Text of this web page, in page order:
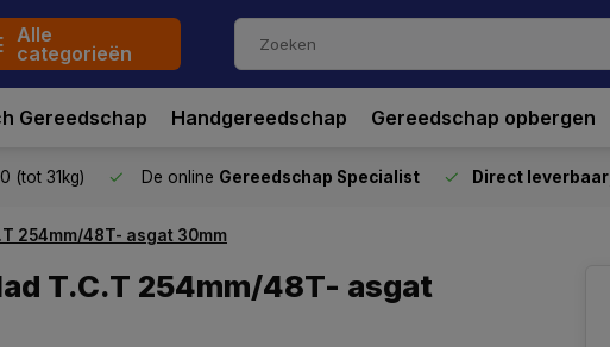
Alle
categorieën
Gereedschap Handgereedschap Gereedschap opbergen
(tot 31kg) De online Gereedschap Specialist Direct leverbaar
254mm/48T- asgat 30mm
T.C.T 254mm/48T- asgat